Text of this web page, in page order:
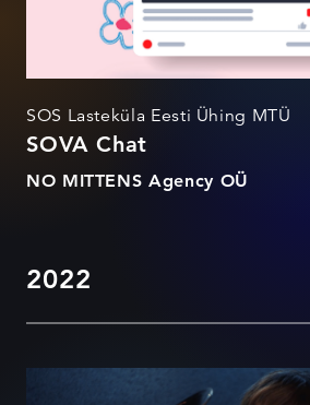
SOS Lasteküla Eesti Ühing MTÜ
SOVA Chat
NO MITTENS Agency OÜ
2022
Kus soovid